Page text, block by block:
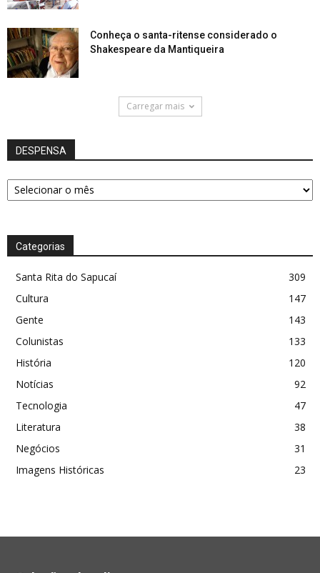
Conheça o santa-ritense considerado o
Shakespeare da Mantiqueira
Carregar mais
DESPENSA
DESPENSA
Categorias
Santa Rita do Sapucaí
309
Cultura
147
Gente
143
Colunistas
133
História
120
Notícias
92
Tecnologia
47
Literatura
38
Negócios
31
Imagens Históricas
23